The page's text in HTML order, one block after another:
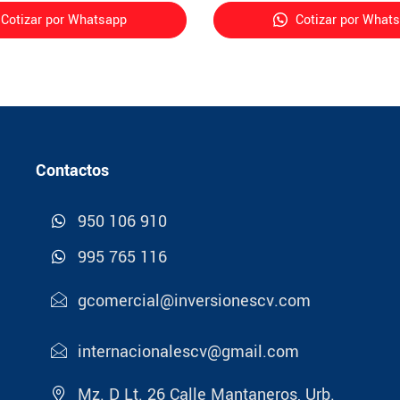
por Whatsapp Cotizar por
Contactos
950 106 910
995 765 116
gcomercial@inversionescv.com
internacionalescv@gmail.com
Mz. D Lt. 26 Calle Mantaneros, Urb.